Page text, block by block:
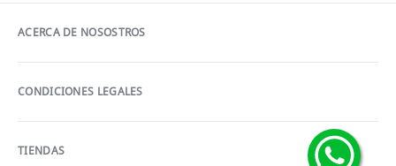
ACERCA DE NOSOSTROS
CONDICIONES LEGALES
TIENDAS